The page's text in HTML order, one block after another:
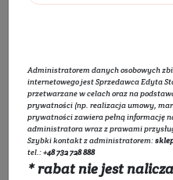
Krem
Administratorem danych osobowych
internetowego jest Sprzedawca Edyta
przetwarzane w celach oraz na
prywatności (np. realizacja umowy,
prywatnościzawiera pełną informację
administratora wraz z prawami
Szybki kontakt z administratorem:
tel.:+48 732 728 888
* rabat nie jest